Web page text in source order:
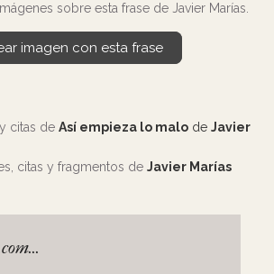
sobre esta frase de Javier Marías.
imagen con esta frase
citas de Así empieza lo malo de Javier
citas y fragmentos de Javier Marías